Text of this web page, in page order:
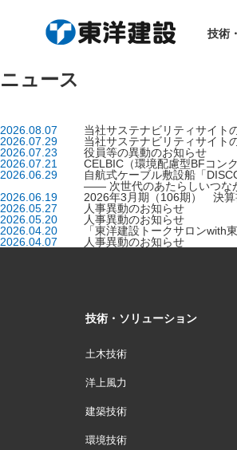
技術
ニュース
2026.08.07
当社サステナビリティサイト
2026.07.29
当社サステナビリティサイト
2026.07.23
役員等の異動のお知らせ
2026.07.21
CELBIC（環境配慮型BFコン
2026.06.29
自航式ケーブル敷設船「
―― 次世代のあたらしいつな
2026.06.19
2026年3月期（106期） 決算
2026.05.27
人事異動のお知らせ
2026.05.20
人事異動のお知らせ
2026.04.20
「東洋建設トークサロンwith
2026.04.07
人事異動のお知らせ
技術・ソリューション
土木技術
洋上風力
建築技術
環境技術